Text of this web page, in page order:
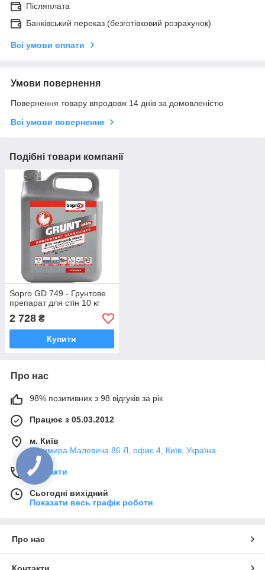
Післяплата
Банківський переказ (безготівковий розрахунок)
Всі умови оплати
Умови повернення
Повернення товару впродовж 14 днів за домовленістю
Всі умови повернення
Подібні товари компанії
Sopro GD 749 - Грунтове
препарат для стін 10 кг
2 728 ₴
Купити
Про нас
98% позитивних з 98 відгуків за рік
Працює з 05.03.2012
м. Київ
Казимира Малевича 86 Л, офис 4, Київ, Україна
Контакти
Сьогодні вихідний
Показати весь графік роботи
Про нас